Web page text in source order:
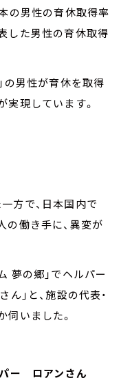
の男性の育休取得率
した男性の育休取得
の男性が育休を取得
実現しています。
方で、日本国内で
の働き手に、異変が
夢の郷」でヘルパー
」と、施設の代表・
伺いました。
パー ロアンさん